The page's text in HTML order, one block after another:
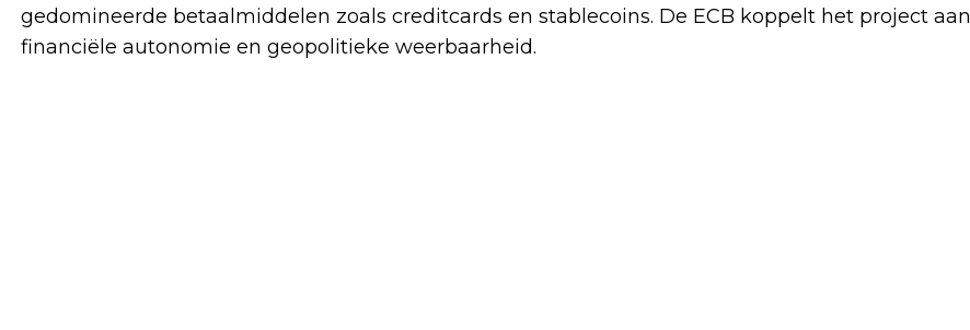
gedomineerde betaalmiddelen zoals creditcards en stablecoins. De ECB koppelt het project aan
financiële autonomie en geopolitieke weerbaarheid.